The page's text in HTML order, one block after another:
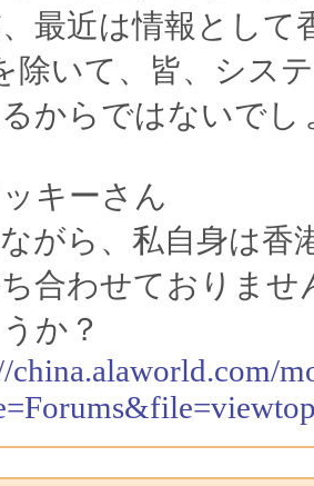
最近は情報として
除いて、皆、シス
からではないでし
キーさん
がら、私自身は香
合わせておりま
か？
china.alaworld.com/